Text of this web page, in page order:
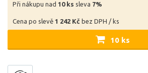
Při nákupu nad 10 ks sleva 7%
Cena po slevě 1 242 Kč bez DPH / ks
10 ks